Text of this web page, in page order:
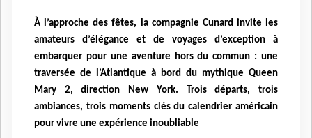
À l’approche des fêtes, la compagnie Cunard invite les
amateurs d’élégance et de voyages d’exception à
embarquer pour une aventure hors du commun : une
traversée de l’Atlantique à bord du mythique Queen
Mary 2, direction New York. Trois départs, trois
ambiances, trois moments clés du calendrier américain
pour vivre une expérience inoubliable